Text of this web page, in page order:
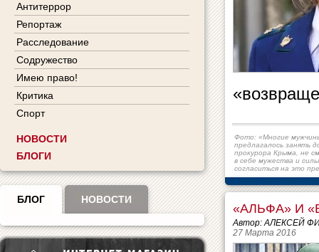
Антитеррор
Репортаж
Расследование
Содружество
Имею право!
Критика
Спорт
НОВОСТИ
БЛОГИ
БЛОГ НОВОСТИ
Фото: «Многие
предлагалось занять
прокурора Крыма, не
в себе мужества и
согласиться на это
«АЛЬФА» И
Автор: АЛЕКСЕЙ
27 Марта 2016